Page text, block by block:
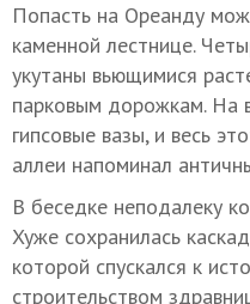
Попасть на Ореанду
каменной лестнице.
укутаны вьющимися
парковым дорожкам. На
гипсовые вазы, и весь
аллеи напоминал
В беседке неподалеку
Хуже сохранилась
которой спускался к
строительством